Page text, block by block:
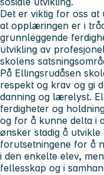
Det er viktig for oss at
at opplæringen er i
grunnleggende
utvikling av
skolens
På Ellingsrudåsen
respekt og krav og gi
danning og lærelyst.
ferdigheter og
og for å kunne delta i
ønsker stadig å
forutsetningene for å
i den enkelte elev,
fellesskap og i